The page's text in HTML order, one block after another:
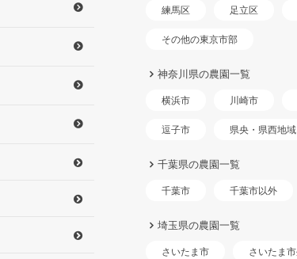
練馬区 足立区
その他の東京市部
神奈川県の農園一覧
横浜市 川崎市
逗子市 県央・県西地域
千葉県の農園一覧
千葉市 千葉市以外
埼玉県の農園一覧
さいたま市 さいたま